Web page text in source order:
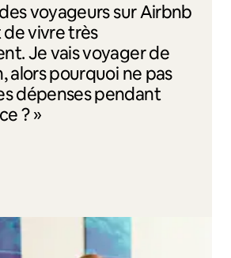
voyageurs sur Airbnb
vivre très
Je vais voyager de
alors pourquoi ne pas
dépenses pendant
? »